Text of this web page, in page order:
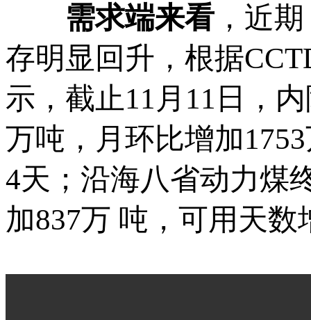
需求端来看 ，近
存明显回升，根据
示，截止11月11日，
万吨，月环比增加
4天；沿海八省动力煤
加837万 吨，可用天